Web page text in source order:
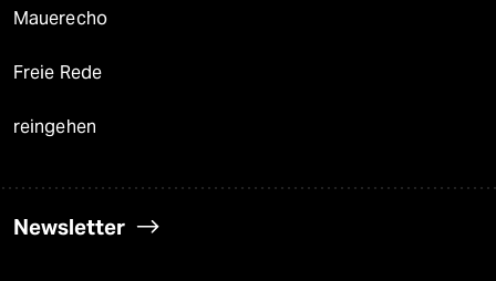
Mauerecho
Freie Rede
reingehen
Newsletter